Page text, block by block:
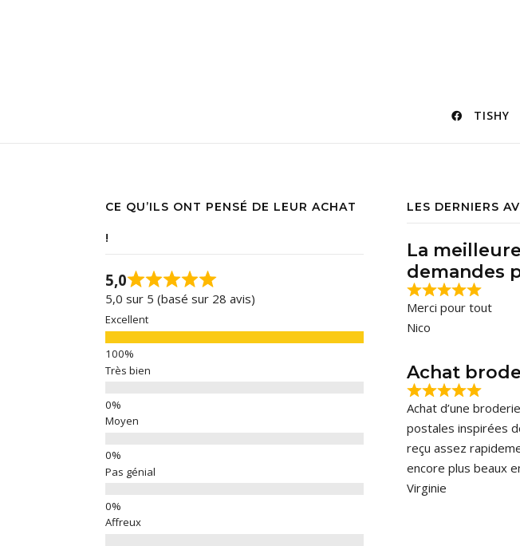
TISHY
CE QU’ILS ONT PENSÉ DE LEUR ACHAT
!
5,0
5,0 sur 5 (basé sur 28 avis)
Excellent
Très bien
Moyen
Pas génial
Affreux
LES DERNIERS
La
demandes
Merci pour tout
Nico
Achat
Achat d’une
postales inspirées
reçu assez
encore plus beaux
Virginie